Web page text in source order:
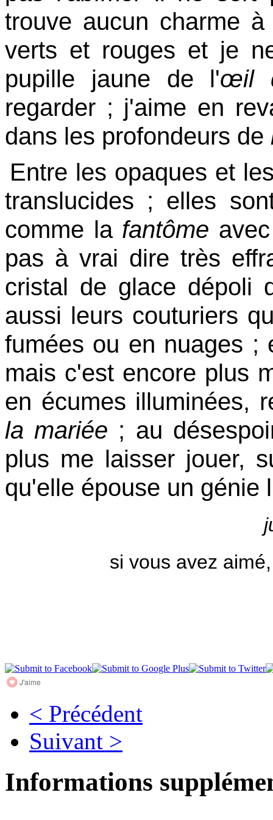
trouve aucun charme
verts et rouges et je
pupille jaune de l'œil
regarder ; j'aime en
dans les profondeurs de
Entre les opaques et
translucides ; elles
comme la fantôme
pas à vrai dire très
cristal de glace dépoli
aussi leurs couturiers
fumées ou en nuages ;
mais c'est encore plus
en écumes illuminées,
la mariée ; au
plus me laisser jouer,
qu'elle épouse un génie
si vous avez
J'aime
< Précédent
Suivant >
Informations